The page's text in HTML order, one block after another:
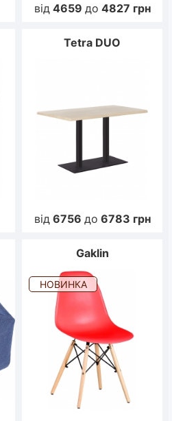
від 4659 до 4827 грн
Tetra DUO
від 6756 до 6783 грн
Gaklin
НОВИНКА